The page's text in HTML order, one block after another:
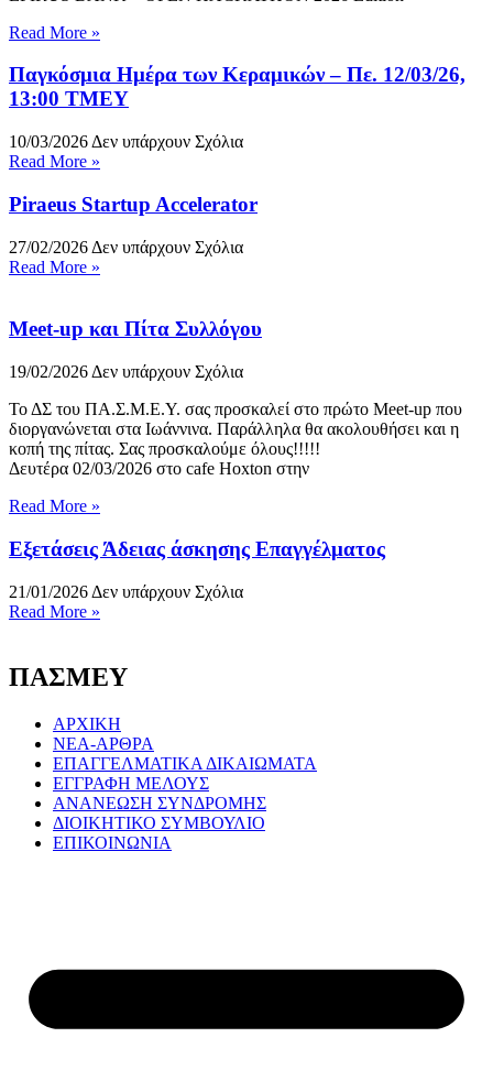
Read More »
Παγκόσμια Ημέρα των Κεραμικών – Πε. 12/03/26,
13:00 ΤΜΕΥ
10/03/2026 Δεν υπάρχουν Σχόλια
Read More »
Piraeus Startup Accelerator
27/02/2026 Δεν υπάρχουν Σχόλια
Read More »
Meet-up και Πίτα Συλλόγου
19/02/2026 Δεν υπάρχουν Σχόλια
Το ΔΣ του ΠΑ.Σ.Μ.Ε.Υ. σας προσκαλεί στο πρώτο Meet-up που
διοργανώνεται στα Ιωάννινα. Παράλληλα θα ακολουθήσει και η
κοπή της πίτας. Σας προσκαλούμε όλους!!!!!
Δευτέρα 02/03/2026 στο cafe Hoxton στην
Read More »
Εξετάσεις Άδειας άσκησης Επαγγέλματος
21/01/2026 Δεν υπάρχουν Σχόλια
Read More »
ΠΑΣΜΕΥ
ΑΡΧΙΚΗ
NEA-ΑΡΘΡΑ
ΕΠΑΓΓΕΛΜΑΤΙΚΑ ΔΙΚΑΙΩΜΑΤΑ
ΕΓΓΡΑΦΗ ΜΕΛΟΥΣ
ΑΝΑΝΕΩΣΗ ΣΥΝΔΡΟΜΗΣ
ΔΙΟΙΚΗΤΙΚΟ ΣΥΜΒΟΥΛΙΟ
ΕΠΙΚΟΙΝΩΝΙΑ